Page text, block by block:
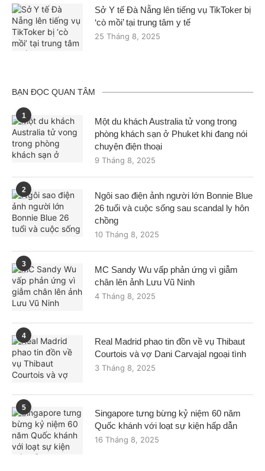
Sở Y tế Đà Nẵng lên tiếng vụ TikToker bị
‘cò mồi’ tại trung tâm y tế
25 Tháng 8, 2025
BẠN ĐỌC QUAN TÂM
1
Một du khách Australia tử vong trong
phòng khách sạn ở Phuket khi đang nói
chuyện điện thoại
9 Tháng 8, 2025
2
Ngôi sao điện ảnh người lớn Bonnie Blue
26 tuổi và cuộc sống sau scandal ly hôn
chồng
10 Tháng 8, 2025
3
MC Sandy Wu vấp phản ứng vì giẫm
chân lên ảnh Lưu Vũ Ninh
4 Tháng 8, 2025
4
Real Madrid phao tin đồn về vụ Thibaut
Courtois và vợ Dani Carvajal ngoại tình
3 Tháng 8, 2025
5
Singapore tưng bừng kỷ niệm 60 năm
Quốc khánh với loạt sự kiện hấp dẫn
16 Tháng 8, 2025